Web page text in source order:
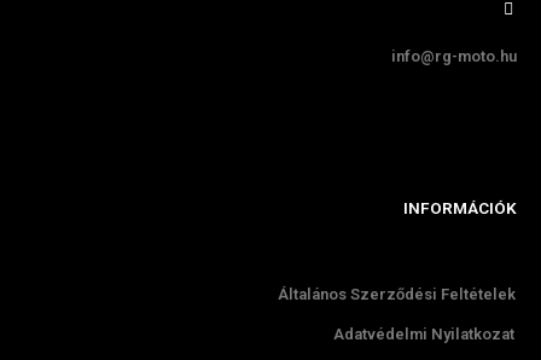
info@rg-moto.hu
INFORMÁCIÓK
Általános Szerződési Feltételek
Adatvédelmi Nyilatkozat